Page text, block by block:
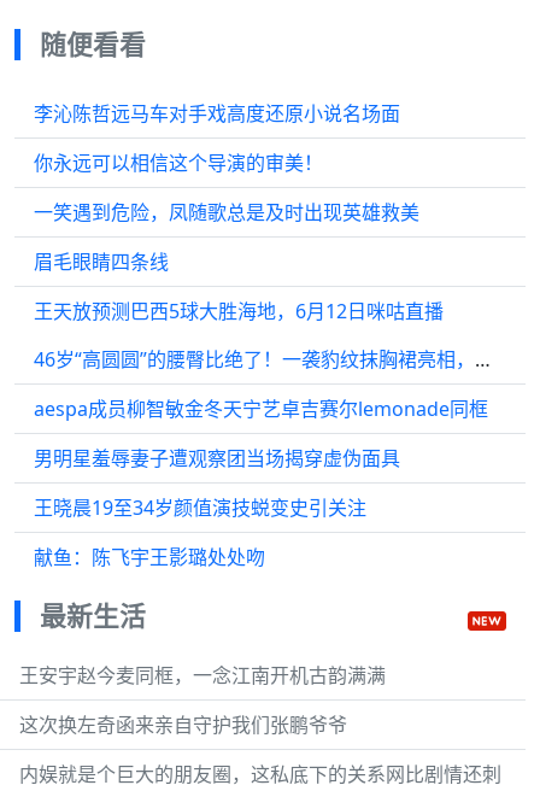
随便看看
李沁陈哲远马车对手戏高度还原小说名场面
你永远可以相信这个导演的审美！
一笑遇到危险，凤随歌总是及时出现英雄救美
眉毛眼睛四条线
王天放预测巴西5球大胜海地，6月12日咪咕直播
46岁“高圆圆”的腰臀比绝了！一袭豹纹抹胸裙亮相，美得如此惊艳
aespa成员柳智敏金冬天宁艺卓吉赛尔lemonade同框
男明星羞辱妻子遭观察团当场揭穿虚伪面具
王晓晨19至34岁颜值演技蜕变史引关注
献鱼：陈飞宇王影璐处处吻
最新生活
王安宇赵今麦同框，一念江南开机古韵满满
这次换左奇函来亲自守护我们张鹏爷爷
内娱就是个巨大的朋友圈，这私底下的关系网比剧情还刺